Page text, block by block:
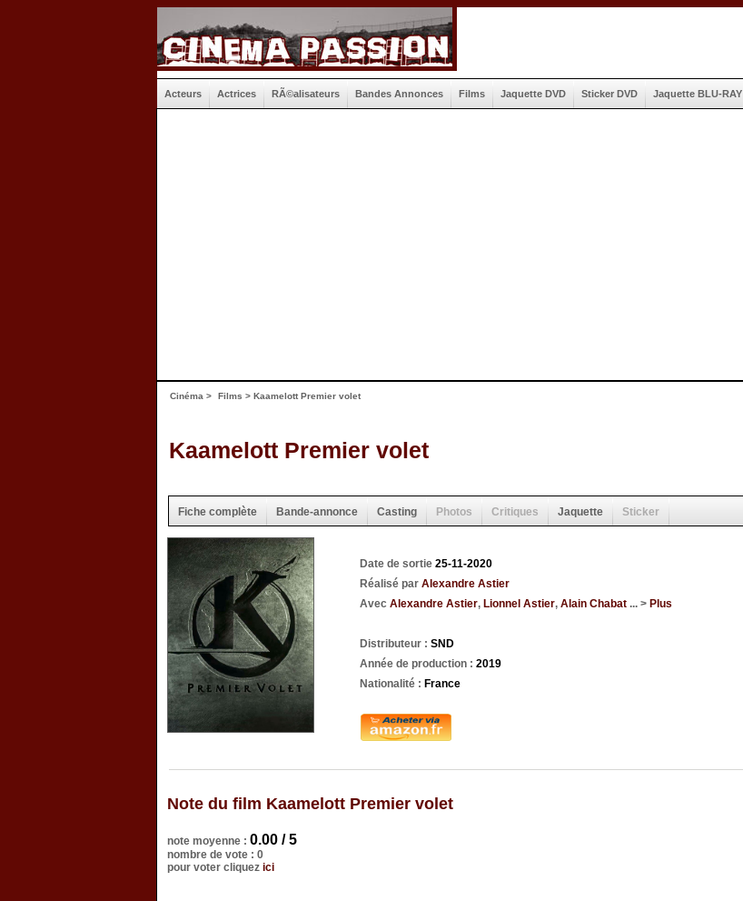
Acteurs Actrices RÃ©alisateurs Bandes Annonces Films Jaquette DVD Sticker DVD Jaquette BLU-RAY
Cinéma > Films > Kaamelott Premier volet
Kaamelott Premier volet
Fiche complète Bande-annonce Casting Photos Critiques Jaquette Sticker
Date de sortie 25-11-2020
Réalisé par Alexandre Astier
Avec Alexandre Astier, Lionnel Astier, Alain Chabat ... > Plus
Distributeur : SND
Année de production : 2019
Nationalité : France
Note du film Kaamelott Premier volet
note moyenne : 0.00 / 5
nombre de vote : 0
pour voter cliquez ici